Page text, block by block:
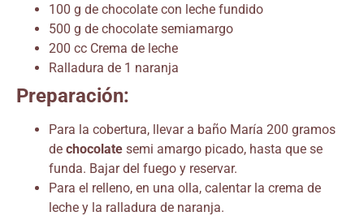
100 g de chocolate con leche fundido
500 g de chocolate semiamargo
200 cc Crema de leche
Ralladura de 1 naranja
Preparación:
Para la cobertura, llevar a baño María 200 gramos
de chocolate semi amargo picado, hasta que se
funda. Bajar del fuego y reservar.
Para el relleno, en una olla, calentar la crema de
leche y la ralladura de naranja.